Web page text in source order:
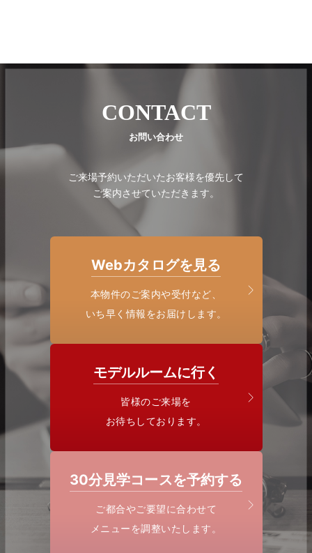
CONTACT
お問い合わせ
ご来場予約いただいたお客様を優先して
ご案内させていただきます。
Webカタログを見る
本物件のご案内や受付など、
いち早く情報をお届けします。
モデルルームに行く
皆様のご来場を
お待ちしております。
30分見学コースを予約する
ご都合やご要望に合わせて
メニューを調整いたします。